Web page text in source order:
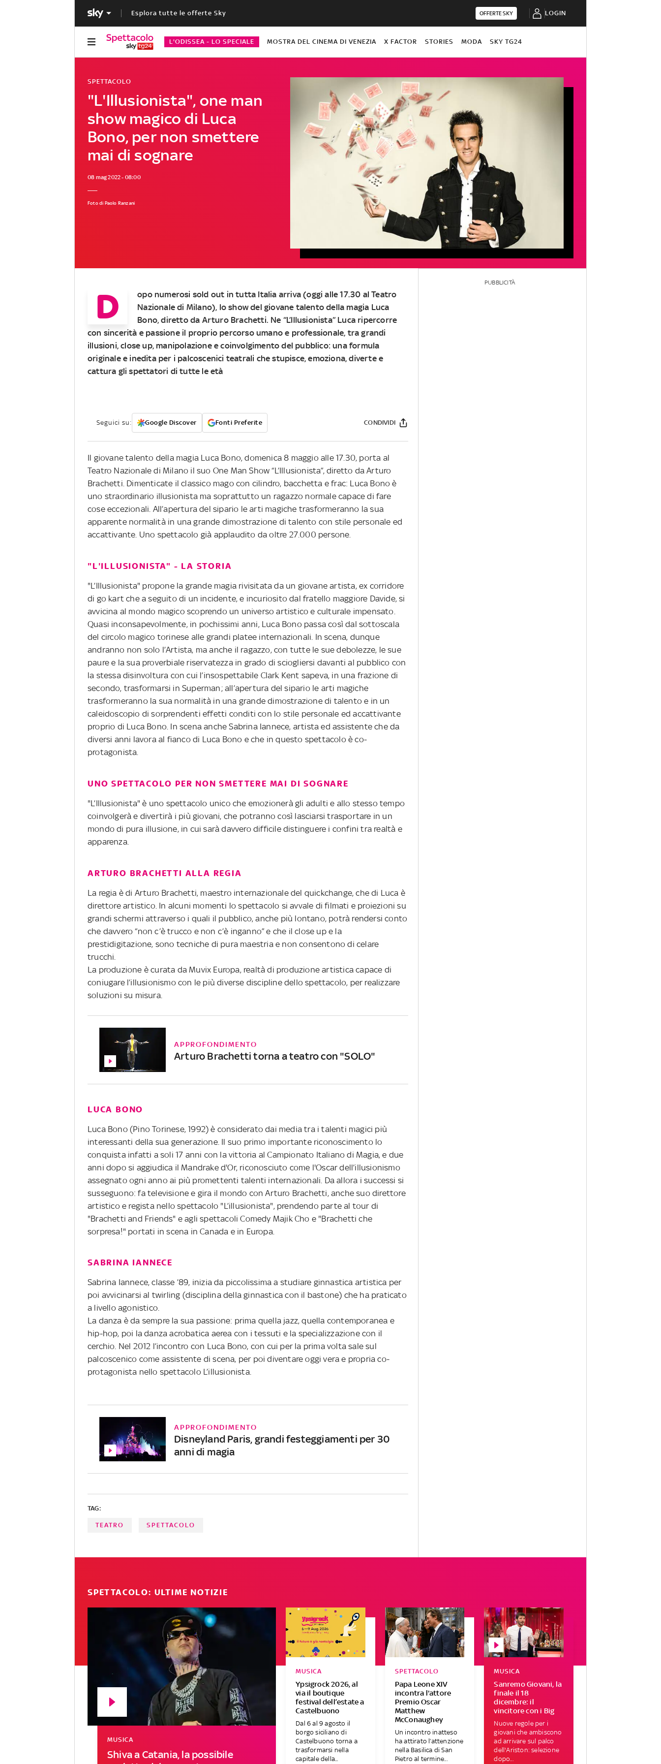
Esplora tutte le offerte Sky OFFERTE SKY LOGIN
L'ODISSEA - LO SPECIALE MOSTRA DEL CINEMA DI VENEZIA X FACTOR STORIES MODA SKY TG24
"L'Illusionista", one man
show magico di Luca
Bono, per non smettere
mai di sognare
SPETTACOLO
08 mag 2022 - 08:00
Foto di Paolo Ranzani
D
opo numerosi sold out in tutta Italia arriva (oggi alle 17.30 al Teatro
Nazionale di Milano), lo show del giovane talento della magia Luca
Bono, diretto da Arturo Brachetti. Ne “L’Illusionista” Luca ripercorre
con sincerità e passione il proprio percorso umano e professionale, tra grandi
illusioni, close up, manipolazione e coinvolgimento del pubblico: una formula
originale e inedita per i palcoscenici teatrali che stupisce, emoziona, diverte e
cattura gli spettatori di tutte le età
Seguici su: Google Discover Fonti Preferite CONDIVIDI
Il giovane talento della magia Luca Bono, domenica 8 maggio alle 17.30, porta al
Teatro Nazionale di Milano il suo One Man Show “L’Illusionista”, diretto da Arturo
Brachetti. Dimenticate il classico mago con cilindro, bacchetta e frac: Luca Bono è
uno straordinario illusionista ma soprattutto un ragazzo normale capace di fare
cose eccezionali. All’apertura del sipario le arti magiche trasformeranno la sua
apparente normalità in una grande dimostrazione di talento con stile personale ed
accattivante. Uno spettacolo già applaudito da oltre 27.000 persone.
"L'ILLUSIONISTA" - LA STORIA
"L’Illusionista" propone la grande magia rivisitata da un giovane artista, ex corridore
di go kart che a seguito di un incidente, e incuriosito dal fratello maggiore Davide, si
avvicina al mondo magico scoprendo un universo artistico e culturale impensato.
Quasi inconsapevolmente, in pochissimi anni, Luca Bono passa così dal sottoscala
del circolo magico torinese alle grandi platee internazionali. In scena, dunque
andranno non solo l’Artista, ma anche il ragazzo, con tutte le sue debolezze, le sue
paure e la sua proverbiale riservatezza in grado di sciogliersi davanti al pubblico con
la stessa disinvoltura con cui l’insospettabile Clark Kent sapeva, in una frazione di
secondo, trasformarsi in Superman; all’apertura del sipario le arti magiche
trasformeranno la sua normalità in una grande dimostrazione di talento e in un
caleidoscopio di sorprendenti effetti conditi con lo stile personale ed accattivante
proprio di Luca Bono. In scena anche Sabrina Iannece, artista ed assistente che da
diversi anni lavora al fianco di Luca Bono e che in questo spettacolo è co-
protagonista.
UNO SPETTACOLO PER NON SMETTERE MAI DI SOGNARE
"L’Illusionista" è uno spettacolo unico che emozionerà gli adulti e allo stesso tempo
coinvolgerà e divertirà i più giovani, che potranno così lasciarsi trasportare in un
mondo di pura illusione, in cui sarà davvero difficile distinguere i confini tra realtà e
apparenza.
ARTURO BRACHETTI ALLA REGIA
La regia è di Arturo Brachetti, maestro internazionale del quickchange, che di Luca è
direttore artistico. In alcuni momenti lo spettacolo si avvale di filmati e proiezioni su
grandi schermi attraverso i quali il pubblico, anche più lontano, potrà rendersi conto
che davvero “non c’è trucco e non c’è inganno” e che il close up e la
prestidigitazione, sono tecniche di pura maestria e non consentono di celare
trucchi.
La produzione è curata da Muvix Europa, realtà di produzione artistica capace di
coniugare l’illusionismo con le più diverse discipline dello spettacolo, per realizzare
soluzioni su misura.
APPROFONDIMENTO
Arturo Brachetti torna a teatro con "SOLO"
LUCA BONO
Luca Bono (Pino Torinese, 1992) è considerato dai media tra i talenti magici più
interessanti della sua generazione. Il suo primo importante riconoscimento lo
conquista infatti a soli 17 anni con la vittoria al Campionato Italiano di Magia, e due
anni dopo si aggiudica il Mandrake d'Or, riconosciuto come l'Oscar dell’illusionismo
assegnato ogni anno ai più promettenti talenti internazionali. Da allora i successi si
susseguono: fa televisione e gira il mondo con Arturo Brachetti, anche suo direttore
artistico e regista nello spettacolo "L’illusionista", prendendo parte al tour di
"Brachetti and Friends" e agli spettacoli Comedy Majik Cho e "Brachetti che
sorpresa!" portati in scena in Canada e in Europa.
SABRINA IANNECE
Sabrina Iannece, classe ’89, inizia da piccolissima a studiare ginnastica artistica per
poi avvicinarsi al twirling (disciplina della ginnastica con il bastone) che ha praticato
a livello agonistico.
La danza è da sempre la sua passione: prima quella jazz, quella contemporanea e
hip-hop, poi la danza acrobatica aerea con i tessuti e la specializzazione con il
cerchio. Nel 2012 l’incontro con Luca Bono, con cui per la prima volta sale sul
palcoscenico come assistente di scena, per poi diventare oggi vera e propria co-
protagonista nello spettacolo L’illusionista.
APPROFONDIMENTO
Disneyland Paris, grandi festeggiamenti per 30
anni di magia
TAG:
TEATRO SPETTACOLO
PUBBLICITÀ
SPETTACOLO: ULTIME NOTIZIE
Shiva a Catania, la possibile
MUSICA
Ypsigrock 2026, al
via il boutique
festival dell’estate a
Castelbuono
MUSICA
Dal 6 al 9 agosto il
borgo siciliano di
Castelbuono torna a
trasformarsi nella
capitale della...
Papa Leone XIV
incontra l'attore
Premio Oscar
Matthew
McConaughey
SPETTACOLO
Un incontro inatteso
ha attirato l’attenzione
nella Basilica di San
Pietro al termine...
Sanremo Giovani, la
finale il 18
dicembre: il
vincitore con i Big
MUSICA
Nuove regole per i
giovani che ambiscono
ad arrivare sul palco
dell'Ariston: selezione
dopo...